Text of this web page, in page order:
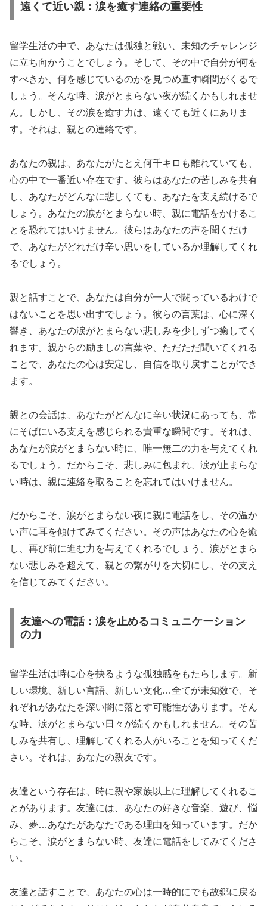
遠くて近い親：涙を癒す連絡の重要性
留学生活の中で、あなたは孤独と戦い、未知のチャレンジ
に立ち向かうことでしょう。そして、その中で自分が何を
すべきか、何を感じているのかを見つめ直す瞬間がくるで
しょう。そんな時、涙がとまらない夜が続くかもしれませ
ん。しかし、その涙を癒す力は、遠くても近くにありま
す。それは、親との連絡です。
あなたの親は、あなたがたとえ何千キロも離れていても、
心の中で一番近い存在です。彼らはあなたの苦しみを共有
し、あなたがどんなに悲しくても、あなたを支え続けるで
しょう。あなたの涙がとまらない時、親に電話をかけるこ
とを恐れてはいけません。彼らはあなたの声を聞くだけ
で、あなたがどれだけ辛い思いをしているか理解してくれ
るでしょう。
親と話すことで、あなたは自分が一人で闘っているわけで
はないことを思い出すでしょう。彼らの言葉は、心に深く
響き、あなたの涙がとまらない悲しみを少しずつ癒してく
れます。親からの励ましの言葉や、ただただ聞いてくれる
ことで、あなたの心は安定し、自信を取り戻すことができ
ます。
親との会話は、あなたがどんなに辛い状況にあっても、常
にそばにいる支えを感じられる貴重な瞬間です。それは、
あなたが涙がとまらない時に、唯一無二の力を与えてくれ
るでしょう。だからこそ、悲しみに包まれ、涙が止まらな
い時は、親に連絡を取ることを忘れてはいけません。
だからこそ、涙がとまらない夜に親に電話をし、その温か
い声に耳を傾けてみてください。その声はあなたの心を癒
し、再び前に進む力を与えてくれるでしょう。涙がとまら
ない悲しみを超えて、親との繋がりを大切にし、その支え
を信じてみてください。
友達への電話：涙を止めるコミュニケーション
の力
留学生活は時に心を抉るような孤独感をもたらします。新
しい環境、新しい言語、新しい文化…全てが未知数で、そ
れぞれがあなたを深い闇に落とす可能性があります。そん
な時、涙がとまらない日々が続くかもしれません。その苦
しみを共有し、理解してくれる人がいることを知ってくだ
さい。それは、あなたの親友です。
友達という存在は、時に親や家族以上に理解してくれるこ
とがあります。友達には、あなたの好きな音楽、遊び、悩
み、夢…あなたがあなたである理由を知っています。だか
らこそ、涙がとまらない時、友達に電話をしてみてくださ
い。
友達と話すことで、あなたの心は一時的にでも故郷に戻る